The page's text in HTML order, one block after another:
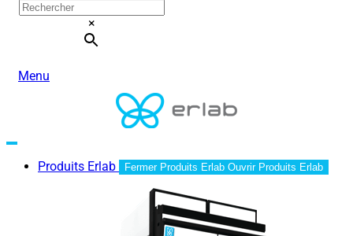
×
Menu
Produits Erlab Fermer Produits Erlab Ouvrir Produits Erlab